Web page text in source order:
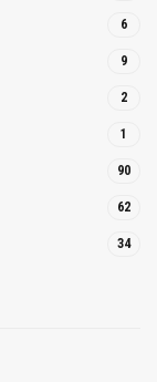
6
9
2
1
90
62
34